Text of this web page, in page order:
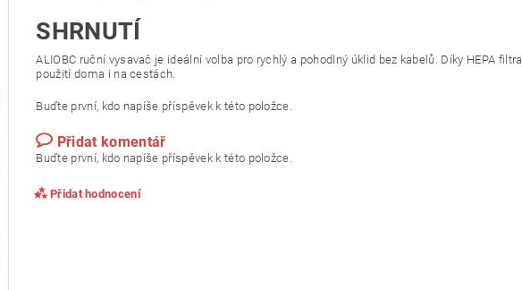
SHRNUTÍ
ALIOBC ruční vysavač je ideální volba pro rychlý a pohodlný úklid bez kabelů. Díky HEPA
použití doma i na cestách.
Buďte první, kdo napíše příspěvek k této položce.
Přidat komentář
Buďte první, kdo napíše příspěvek k této položce.
Přidat hodnocení